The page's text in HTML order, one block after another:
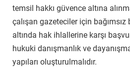
temsil hakkı güvence altına
çalışan gazeteciler için bağımsız
altında hak ihlallerine karşı
hukuki danışmanlık ve
yapıları oluşturulmalıdır.